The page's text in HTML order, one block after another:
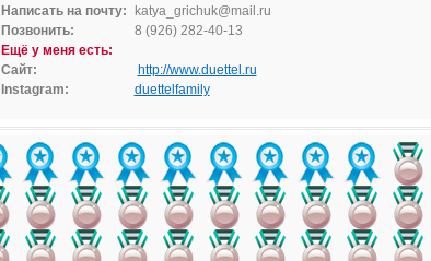
Написать на почту:
katya_ grichuk@mail.ru
Позвонить:
8 (926) 282-40-13
Ещё у меня есть:
Сайт:
http://www.duettel.ru
Instagram:
duettelfamily